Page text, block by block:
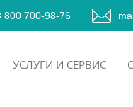
800 700-98-76
УСЛУГИ И СЕРВИС